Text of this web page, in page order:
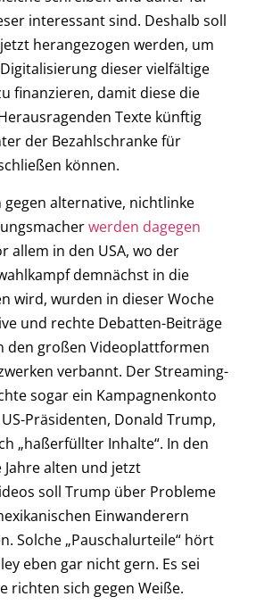
interessant sind. Deshalb soll
herangezogen werden, um
dieser vielfältige
finanzieren, damit diese die
Texte künftig
der Bezahlschranke für
können.
gegen alternative, nichtlinke
werden dagegen
allem in den USA, wo der
demnächst in die
wird, wurden in dieser Woche
und rechte Debatten-Beiträge
den großen Videoplattformen
verbannt. Der Streaming-
sogar ein Kampagnenkonto
Präsidenten, Donald Trump,
„haßerfüllter Inhalte“. In den
alten und jetzt
soll Trump über Probleme
Einwanderern
Solche „Pauschalurteile“ hört
eben gar nicht gern. Es sei
richten sich gegen Weiße.